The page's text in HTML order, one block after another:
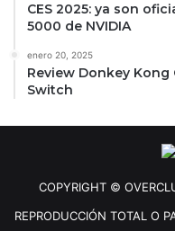
CES 2025: ya son
5000 de NVIDIA
enero 20, 2025
Review Donkey Kong
Switch
COPYRIGHT ©
REPRODUCCIÓN TOTAL O